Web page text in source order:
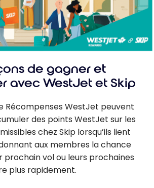
de gagner et
avec WestJet et Skip
Récompenses WestJet peuvent
des points WestJet sur les
chez Skip lorsqu’ils lient
aux membres la chance
prochain vol ou leurs prochaines
plus rapidement.